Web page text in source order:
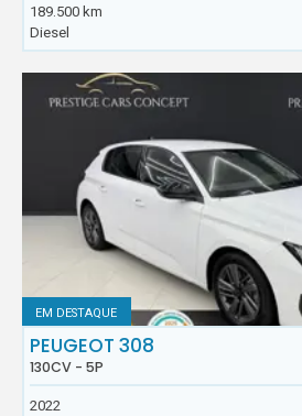
189.500 km
Diesel
EM DESTAQUE
PEUGEOT 308
130CV - 5P
2022